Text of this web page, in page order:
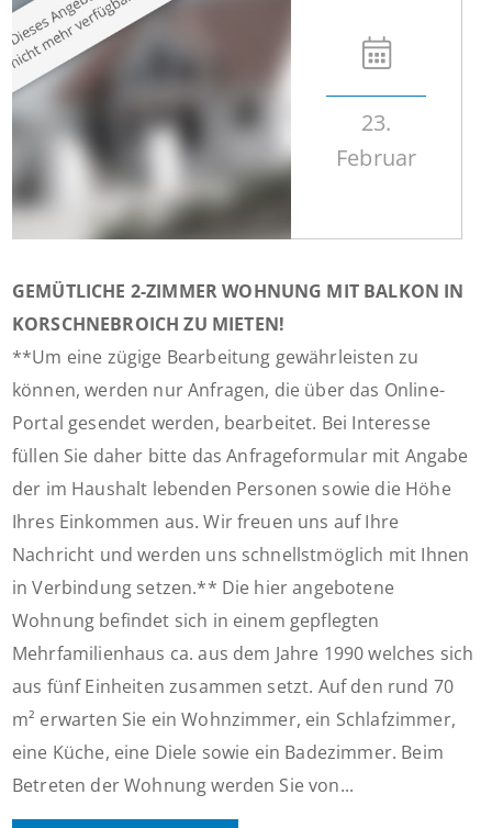
23.
Februar
GEMÜTLICHE 2-ZIMMER WOHNUNG MIT BALKON IN
KORSCHNEBROICH ZU MIETEN!
**Um eine zügige Bearbeitung gewährleisten zu
können, werden nur Anfragen, die über das Online-
Portal gesendet werden, bearbeitet. Bei Interesse
füllen Sie daher bitte das Anfrageformular mit Angabe
der im Haushalt lebenden Personen sowie die Höhe
Ihres Einkommen aus. Wir freuen uns auf Ihre
Nachricht und werden uns schnellstmöglich mit Ihnen
in Verbindung setzen.** Die hier angebotene
Wohnung befindet sich in einem gepflegten
Mehrfamilienhaus ca. aus dem Jahre 1990 welches sich
aus fünf Einheiten zusammen setzt. Auf den rund 70
m² erwarten Sie ein Wohnzimmer, ein Schlafzimmer,
eine Küche, eine Diele sowie ein Badezimmer. Beim
Betreten der Wohnung werden Sie von...